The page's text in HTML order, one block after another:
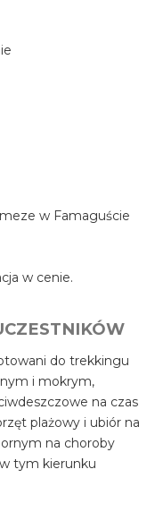
w Famaguście
w cenie.
do trekkingu
i mokrym,
na czas
plażowy i ubiór na
na choroby
tym kierunku